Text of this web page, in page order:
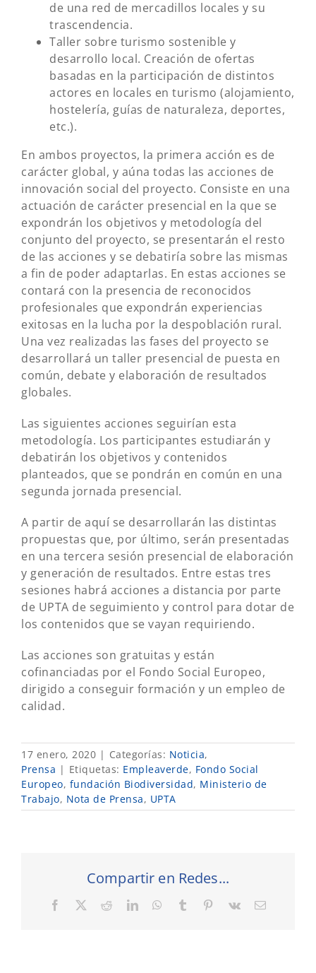
de una red de mercadillos locales y su
trascendencia.
Taller sobre turismo sostenible y
desarrollo local. Creación de ofertas
basadas en la participación de distintos
actores en locales en turismo (alojamiento,
hostelería, guías de naturaleza, deportes,
etc.).
En ambos proyectos, la primera acción es de
carácter global, y aúna todas las acciones de
innovación social del proyecto. Consiste en una
actuación de carácter presencial en la que se
expondrán los objetivos y metodología del
conjunto del proyecto, se presentarán el resto
de las acciones y se debatiría sobre las mismas
a fin de poder adaptarlas. En estas acciones se
contará con la presencia de reconocidos
profesionales que expondrán experiencias
exitosas en la lucha por la despoblación rural.
Una vez realizadas las fases del proyecto se
desarrollará un taller presencial de puesta en
común, debate y elaboración de resultados
globales.
Las siguientes acciones seguirían esta
metodología. Los participantes estudiarán y
debatirán los objetivos y contenidos
planteados, que se pondrán en común en una
segunda jornada presencial.
A partir de aquí se desarrollarán las distintas
propuestas que, por último, serán presentadas
en una tercera sesión presencial de elaboración
y generación de resultados. Entre estas tres
sesiones habrá acciones a distancia por parte
de UPTA de seguimiento y control para dotar de
los contenidos que se vayan requiriendo.
Las acciones son gratuitas y están
cofinanciadas por el Fondo Social Europeo,
dirigido a conseguir formación y un empleo de
calidad.
17 enero, 2020 | Categorías: Noticia,
Prensa | Etiquetas: Empleaverde, Fondo Social
Europeo, fundación Biodiversidad, Ministerio de
Trabajo, Nota de Prensa, UPTA
Compartir en Redes...
Facebook RedditLinkedInWhatsApp
Tumblr Pinterest
Vk
Correo